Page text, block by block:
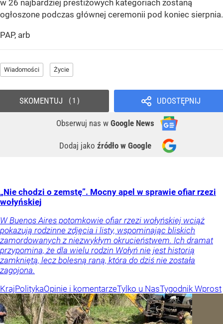
w 26 najbardziej prestiżowych kategoriach zostaną
ogłoszone podczas głównej ceremonii pod koniec sierpnia.
PAP, arb
Wiadomości Życie
UDOSTĘPNIJ
Obserwuj nas w Google News
Dodaj jako źródło w Google
SKOMENTUJ 1
„Nie chodzi o zemstę”. Mocny apel w sprawie ofiar rzezi
wołyńskiej
W Buenos Aires potomkowie ofiar rzezi wołyńskiej wciąż
pokazują rodzinne zdjęcia i listy, wspominając bliskich
zamordowanych z niezwykłym okrucieństwem. Ich dramat
przypomina, że dla wielu rodzin Wołyń nie jest historią
zamkniętą, lecz bolesną raną, która do dziś nie została
zagojona.
KrajPolitykaOpinie i komentarzeTylko u NasTygodnik Wprost